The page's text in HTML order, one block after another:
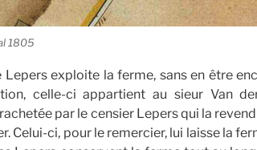
1805
Lepers exploite la ferme, sans en être
celle-ci appartient au sieur Van
par le censier Lepers qui la
Celui-ci, pour le remercier, lui laisse la